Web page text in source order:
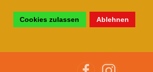
Cookies zulassen Ablehnen